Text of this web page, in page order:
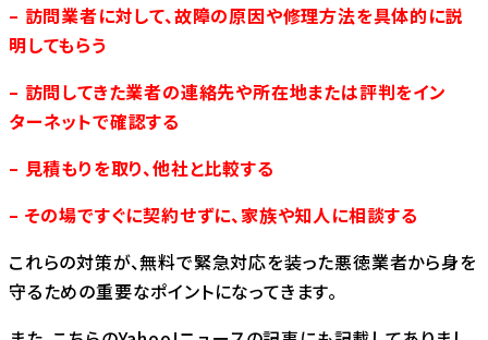
– 訪問業者に対して、故障の原因や修理方法を具体的に説
明してもらう
– 訪問してきた業者の連絡先や所在地または評判をイン
ターネットで確認する
– 見積もりを取り、他社と比較する
– その場ですぐに契約せずに、家族や知人に相談する
これらの対策が、無料で緊急対応を装った悪徳業者から身を
守るための重要なポイントになってきます。